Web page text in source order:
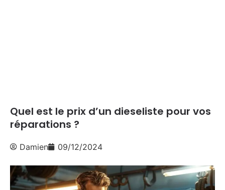
Quel est le prix d’un dieseliste pour vos
réparations ?
Damien 09/12/2024